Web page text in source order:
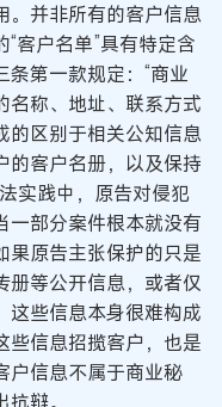
。并非所有的客户信息
客户名单”具有特定含
第一款规定：“商业
名称、地址、联系方式
的区别于相关公知信息
的客户名册，以及保持
实践中，原告对侵犯
一部分案件根本就没有
果原告主张保护的只是
册等公开信息，或者仅
这些信息本身很难构成
些信息招揽客户，也是
户信息不属于商业秘